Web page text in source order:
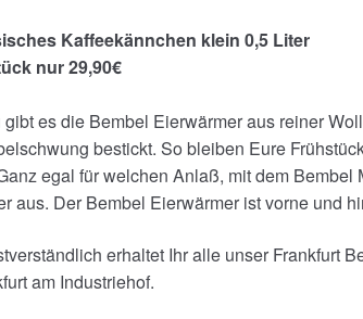
Kaffeekännchen klein 0,5 Liter
nur 29,90€
gibt es die Bembel Eierwärmer aus reiner
bestickt. So bleiben Eure
egal für welchen Anlaß, mit dem
aus. Der Bembel Eierwärmer ist vorne und
erhaltet Ihr alle unser Frankfurt
am Industriehof.